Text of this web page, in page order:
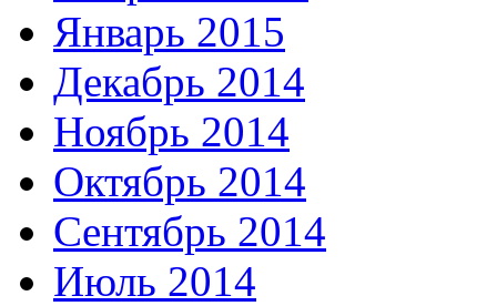
Январь 2015
Декабрь 2014
Ноябрь 2014
Октябрь 2014
Сентябрь 2014
Июль 2014